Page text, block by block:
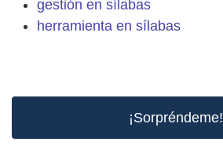
gestión en sílabas
herramienta en sílabas
¡Sorpréndeme!